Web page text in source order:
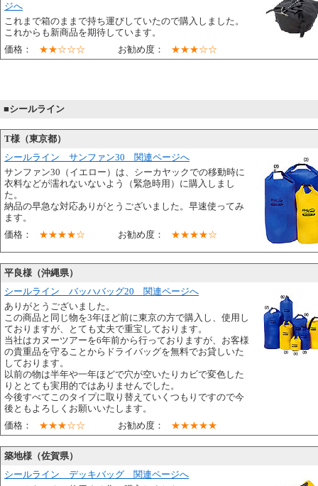
ジへ
これまで箱のままで持ち運びしていたので購入しました。
これからも新商品を期待しています。
価格：
★★☆☆☆ お勧め度： ★★★☆☆
■シールライン
T様（東京都）
シールライン サンファン30 関連ページへ
サンファン30（イエロー）は、シーカヤックでの移動時に
衣料などが濡れないないよう（緊急時用）に購入しまし
た。
納品の早急な対応ありがとうございました。早速使ってみ
ます。
価格：
★★★★☆ お勧め度： ★★★★☆
平良様（沖縄県）
シールライン バッハバッグ20 関連ページへ
ありがとうございました。
この商品と同じ物を3年ほど前に東京の方で購入し、使用し
ておりますが、とても丈夫で重宝しております。
当社はカヌーツアーを6年前から行っておりますが、お客様
の貴重品を守ることからドライバッグを無料でお貸しいた
しております。
以前の物は半年や一年ほどで穴が空いたりカビで変色した
りととても実用的ではありませんでした。
今後すべてこのタイプに取り替えていくつもりですので今
後ともよろしくお願いいたします。
価格：
★★★☆☆ お勧め度： ★★★★★
築地様（佐賀県）
シールライン デッキバッグ 関連ページへ